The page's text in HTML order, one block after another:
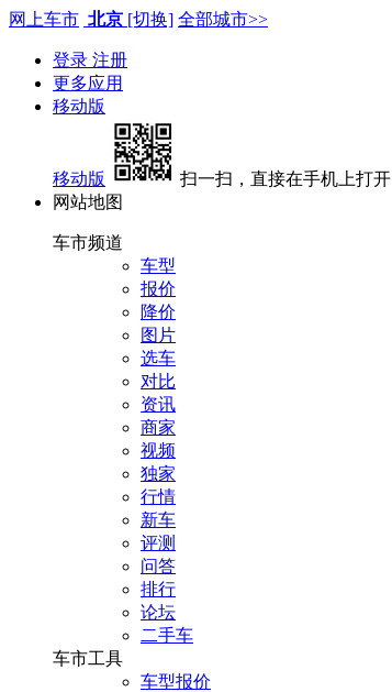
网上车市 北京 [切换] 全部城市>>
登录 注册
更多应用
移动版
移动版
扫一扫，直接在手机上打开
网站地图
车市频道
车型
报价
降价
图片
选车
对比
资讯
商家
视频
独家
行情
新车
评测
问答
排行
论坛
二手车
车市工具
车型报价